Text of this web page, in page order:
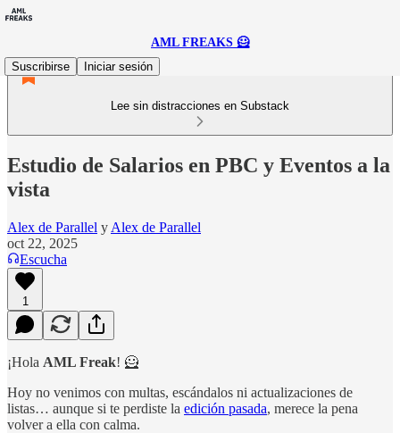
AML FREAKS 🦸
Suscribirse
Iniciar sesión
Lee sin distracciones en Substack
Estudio de Salarios en PBC y Eventos a la
vista
Alex de Parallel y Alex de Parallel
oct 22, 2025
Escucha
1
¡Hola AML Freak! 🦸
Hoy no venimos con multas, escándalos ni actualizaciones de
listas… aunque si te perdiste la edición pasada, merece la pena
volver a ella con calma.